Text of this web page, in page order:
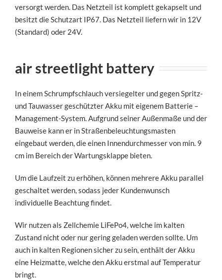
versorgt werden. Das Netzteil ist komplett gekapselt und
besitzt die Schutzart IP67. Das Netzteil liefern wir in 12V
(Standard) oder 24V.
air streetlight battery
In einem Schrumpfschlauch versiegelter und gegen Spritz-
und Tauwasser geschützter Akku mit eigenem Batterie –
Management-System. Aufgrund seiner Außenmaße und der
Bauweise kann er in Straßenbeleuchtungsmasten
eingebaut werden, die einen Innendurchmesser von min. 9
cm im Bereich der Wartungsklappe bieten.
Um die Laufzeit zu erhöhen, können mehrere Akku parallel
geschaltet werden, sodass jeder Kundenwunsch
individuelle Beachtung findet.
Wir nutzen als Zellchemie LiFePo4, welche im kalten
Zustand nicht oder nur gering geladen werden sollte. Um
auch in kalten Regionen sicher zu sein, enthält der Akku
eine Heizmatte, welche den Akku erstmal auf Temperatur
bringt.